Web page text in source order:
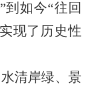
如今“往回
现了历史性
清岸绿、景